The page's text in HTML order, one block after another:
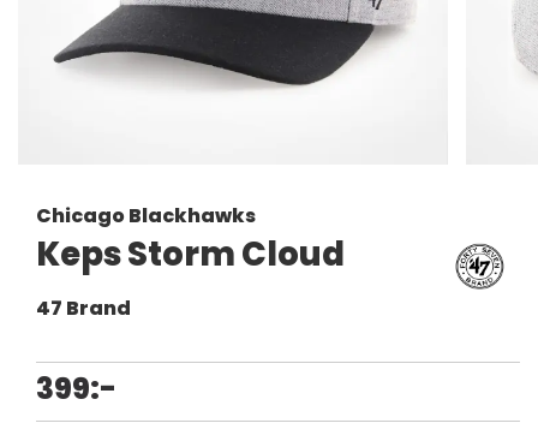
Chicago Blackhawks
Keps Storm Cloud
47 Brand
399:-